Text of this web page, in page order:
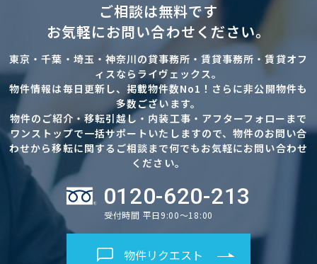
ご相談は無料です
お気軽にお問い合わせください。
東京・千葉・埼玉・神奈川の貸事務所・賃貸事務所・賃貸オフ
ィスならライヴェックス。
物件情報は毎日更新し、掲載物件数No1！さらに非公開物件も
多数ございます。
物件のご紹介・移転引越し・内装工事・アフターフォローまで
ワンストップで一括サポートいたしますので、物件のお問い合
わせから移転に関するご相談まで何でもお気軽にお問い合わせ
ください。
0120-620-213
受付時間 平日9:00～18:00
物件リクエスト